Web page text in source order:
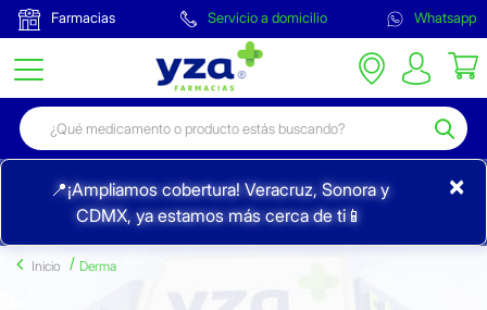
Farmacias Servicio a domicilio Whatsapp
📍¡Ampliamos cobertura! Veracruz, Sonora y
CDMX, ya estamos más cerca de ti📱
×
Inicio Derma